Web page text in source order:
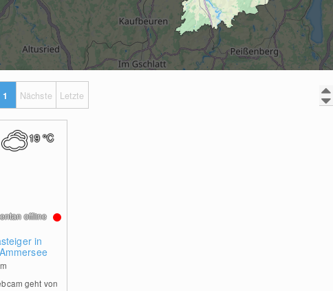
1 Nächste Letzte
in
m
geht von
19°C
offline